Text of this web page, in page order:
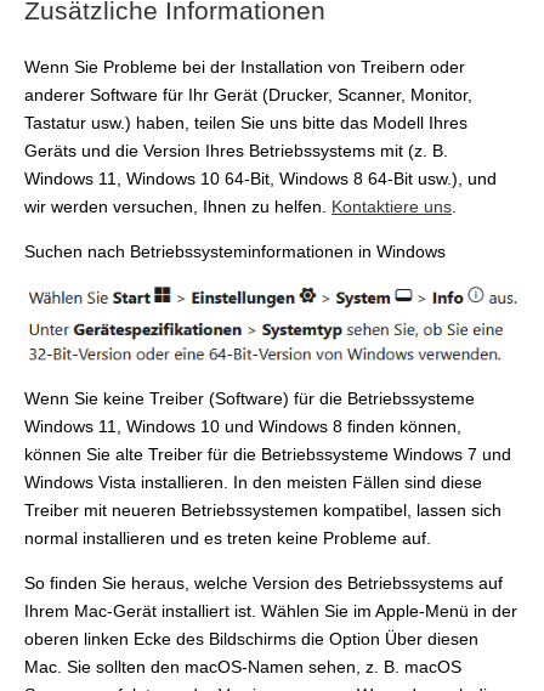
Zusätzliche Informationen
Wenn Sie Probleme bei der Installation von Treibern oder
anderer Software für Ihr Gerät (Drucker, Scanner, Monitor,
Tastatur usw.) haben, teilen Sie uns bitte das Modell Ihres
Geräts und die Version Ihres Betriebssystems mit (z. B.
Windows 11, Windows 10 64-Bit, Windows 8 64-Bit usw.), und
wir werden versuchen, Ihnen zu helfen. Kontaktiere uns
Suchen nach Betriebssysteminformationen in Windows
Wenn Sie keine Treiber (Software) für die Betriebssysteme
Windows 11, Windows 10 und Windows 8 finden können,
können Sie alte Treiber für die Betriebssysteme Windows 7 und
Windows Vista installieren. In den meisten Fällen sind diese
Treiber mit neueren Betriebssystemen kompatibel, lassen sich
normal installieren und es treten keine Probleme auf.
So finden Sie heraus, welche Version des Betriebssystems auf
Ihrem Mac-Gerät installiert ist. Wählen Sie im Apple-Menü in der
oberen linken Ecke des Bildschirms die Option Über diesen
Mac. Sie sollten den macOS-Namen sehen, z. B. macOS